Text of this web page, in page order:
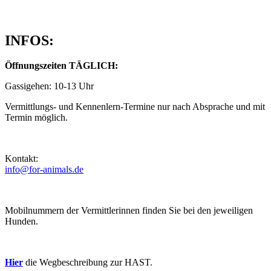
INFOS:
Öffnungszeiten TÄGLICH:
Gassigehen: 10-13 Uhr
Vermittlungs- und Kennenlern-Termine nur nach Absprache und mit
Termin möglich.
Kontakt:
info@for-animals.de
Mobilnummern der Vermittlerinnen finden Sie bei den jeweiligen
Hunden.
Hier die Wegbeschreibung zur HAST.